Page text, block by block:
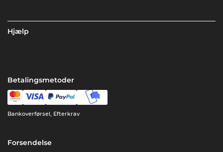
Hjælp
Betalingsmetoder
Bankoverførsel, Efterkrav
Forsendelse